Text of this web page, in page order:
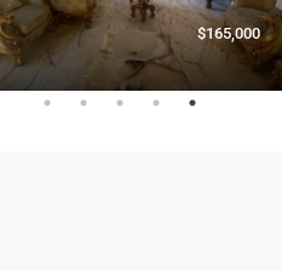
$165,000